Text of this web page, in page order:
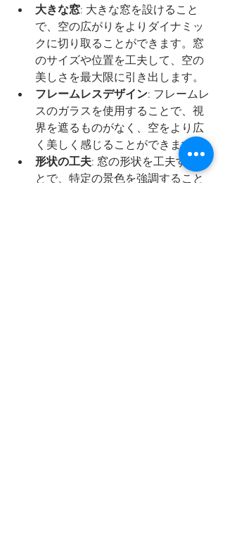
大きな窓: 大きな窓を設けること
で、空の広がりをよりダイナミッ
クに切り取ることができます。窓
のサイズや位置を工夫して、空の
美しさを最大限に引き出します。
フレームレスデザイン: フレームレ
スのガラスを使用することで、視
界を遮るものがなく、空をより広
く美しく感じることができます。
形状の工夫: 窓の形状を工夫するこ
とで、特定の景色を強調すること